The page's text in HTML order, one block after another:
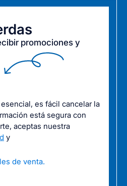
promociones y
es fácil cancelar la
está segura con
aceptas nuestra
y
de venta.